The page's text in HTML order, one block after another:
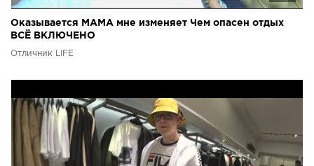
Оказывается МАМА мне изменяет Чем опасен отдых
ВСЁ ВКЛЮЧЕНО
Отличник LIFE